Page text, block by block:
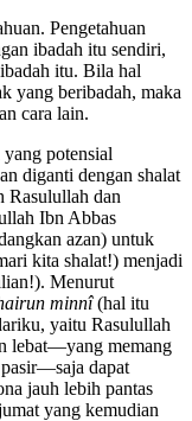
Pengetahuan
ibadah itu sendiri,
itu. Bila hal
yang beribadah, maka
cara lain.
potensial
diganti dengan shalat
Rasulullah dan
Ibn Abbas
azan) untuk
kita shalat!) menjadi
Menurut
minnî(hal itu
yaitu Rasulullah
lebat—yang memang
pasir—saja dapat
jauh lebih pantas
yang kemudian